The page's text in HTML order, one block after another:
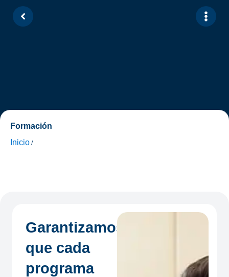
Formación
Inicio /
Garantizamos
que cada
programa